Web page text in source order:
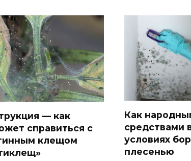
— как
справиться с
клещом
Как
средствами
условиях
плесенью